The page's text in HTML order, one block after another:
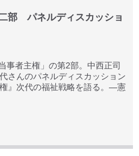
部 パネルディスカッショ
事者主権」の第2部。中西正­司
さんのパネルディスカッション
』次代の福祉戦略を語る。―憲